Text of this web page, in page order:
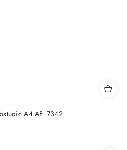
A4 AB_7342